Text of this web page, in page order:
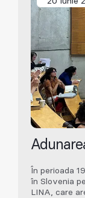
În perioada
în Slovenia
LINA, care